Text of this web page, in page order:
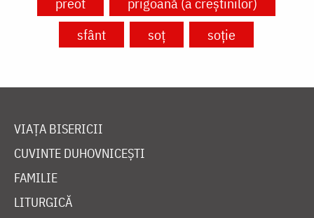
sfânt
soț soție
VIAȚA BISERICII
CUVINTE DUHOVNICEȘTI
FAMILIE
LITURGICĂ